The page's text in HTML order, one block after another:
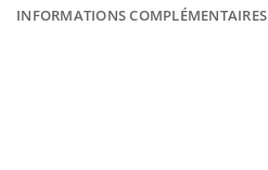
INFORMATIONS COMPLÉMENTAIRES